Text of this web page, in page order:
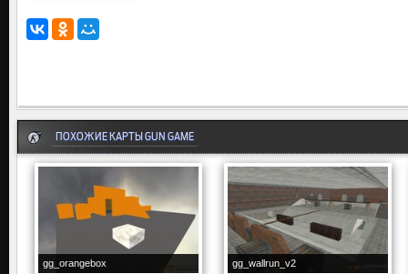
ПОХОЖИЕ КАРТЫ GUN GAME
gg_orangebox gg_wallrun_v2